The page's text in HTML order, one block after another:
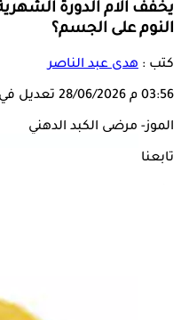
يخفف آلام الدورة
النوم على الجسم؟
كتب : هدى عبد الناصر
03:56 م 28/06/2026 تعديل في 03:56 م
الموز- مرضى الكبد الدهني
تابعنا على